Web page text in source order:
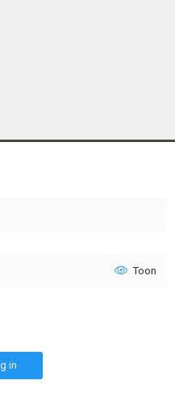
Toon
in